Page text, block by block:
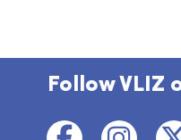
Follow VLIZ